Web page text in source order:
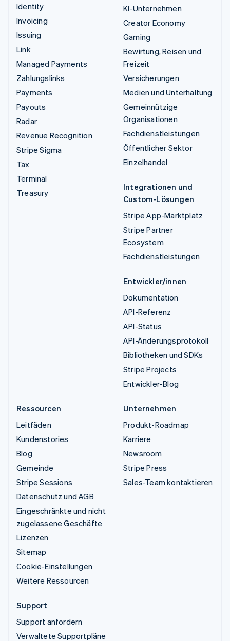
Identity
Invoicing
Issuing
Link
Managed Payments
Zahlungslinks
Payments
Payouts
Radar
Revenue Recognition
Stripe Sigma
Tax
Terminal
Treasury
KI-Unternehmen
Creator Economy
Gaming
Bewirtung, Reisen und
Freizeit
Versicherungen
Medien und Unterhaltung
Gemeinnützige
Organisationen
Fachdienstleistungen
Öffentlicher Sektor
Einzelhandel
Integrationen und
Custom-Lösungen
Stripe App-Marktplatz
Stripe Partner
Ecosystem
Fachdienstleistungen
Entwickler/innen
Dokumentation
API-Referenz
API-Status
API-Änderungsprotokoll
Bibliotheken und SDKs
Stripe Projects
Entwickler-Blog
Ressourcen
Leitfäden
Kundenstories
Blog
Gemeinde
Stripe Sessions
Datenschutz und AGB
Eingeschränkte und nicht
zugelassene Geschäfte
Lizenzen
Sitemap
Cookie-Einstellungen
Weitere Ressourcen
Unternehmen
Produkt-Roadmap
Karriere
Newsroom
Stripe Press
Sales-Team kontaktieren
Support
Support anfordern
Verwaltete Supportpläne